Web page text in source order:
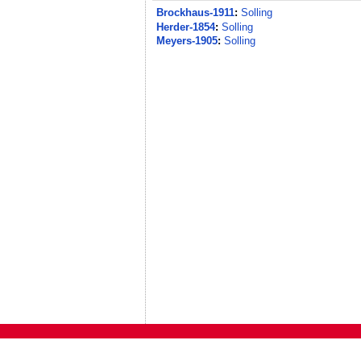
Brockhaus-1911: Solling
Herder-1854: Solling
Meyers-1905: Solling